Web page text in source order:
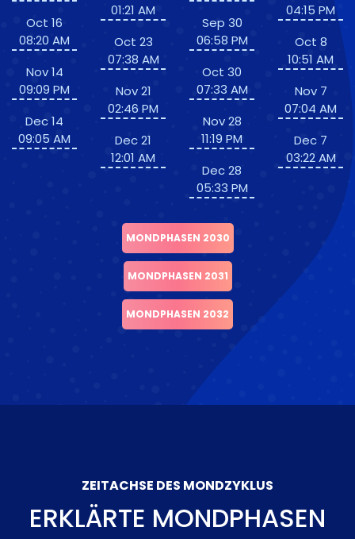
Oct 16
08:20 AM
Nov 14
09:09 PM
Dec 14
09:05 AM
01:21 AM
Oct 23
07:38 AM
Nov 21
02:46 PM
Dec 21
12:01 AM
Sep 30
06:58 PM
Oct 30
07:33 AM
Nov 28
11:19 PM
Dec 28
05:33 PM
04:15 PM
Oct 8
10:51 AM
Nov 7
07:04 AM
Dec 7
03:22 AM
MONDPHASEN 2030
MONDPHASEN 2031
MONDPHASEN 2032
ZEITACHSE DES MONDZYKLUS
ERKLÄRTE MONDPHASEN